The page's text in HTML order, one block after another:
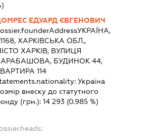
ЕДУАРД ЄВГЕНОВИЧ
УКРАЇНА,
ХАРКІВСЬКА ОБЛ.,
ХАРКІВ, ВУЛИЦЯ
БУДИНОК 44,
114
Україна
внеску до статутного
(грн.):14 293 (0.985 %)